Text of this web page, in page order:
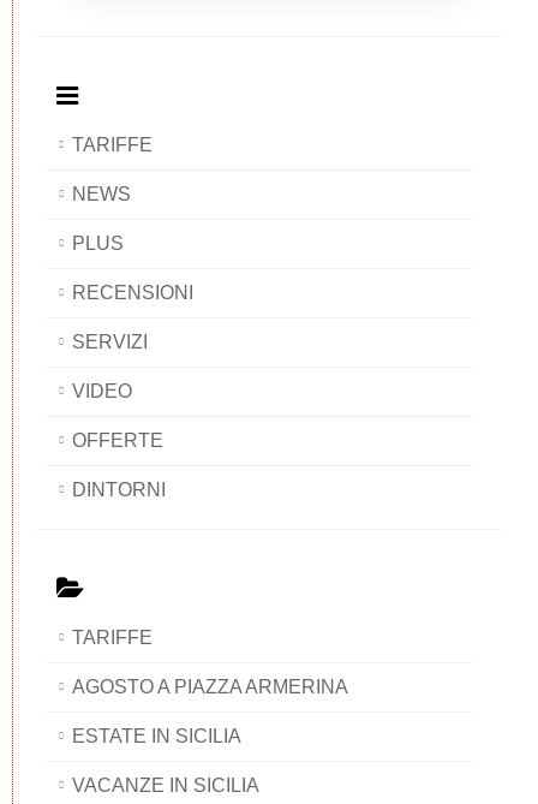
TARIFFE
NEWS
PLUS
RECENSIONI
SERVIZI
VIDEO
OFFERTE
DINTORNI
TARIFFE
AGOSTO A PIAZZA ARMERINA
ESTATE IN SICILIA
VACANZE IN SICILIA